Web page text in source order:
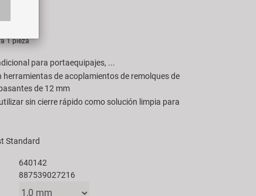
1 pieza
para portaequipajes, ...
herramientas de acoplamientos de remolques de
de 12 mm
sin cierre rápido como solución limpia para
Standard
640142
887539027216